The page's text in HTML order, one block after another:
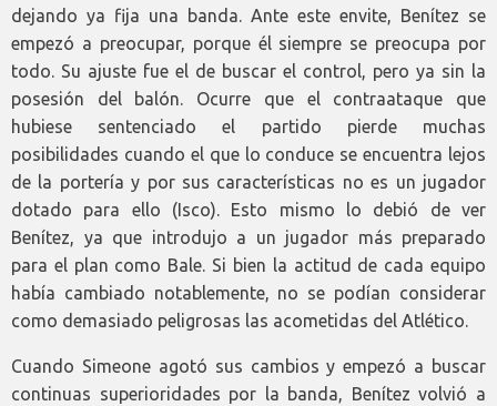
dejando ya fija una banda. Ante este envite, Benítez se
empezó a preocupar, porque él siempre se preocupa por
todo. Su ajuste fue el de buscar el control, pero ya sin la
posesión del balón. Ocurre que el contraataque que
hubiese sentenciado el partido pierde muchas
posibilidades cuando el que lo conduce se encuentra lejos
de la portería y por sus características no es un jugador
dotado para ello (Isco). Esto mismo lo debió de ver
Benítez, ya que introdujo a un jugador más preparado
para el plan como Bale. Si bien la actitud de cada equipo
había cambiado notablemente, no se podían considerar
como demasiado peligrosas las acometidas del Atlético.
Cuando Simeone agotó sus cambios y empezó a buscar
continuas superioridades por la banda, Benítez volvió a